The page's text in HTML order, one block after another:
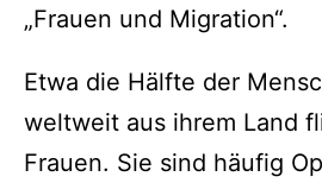
„Frauen und Migration“.
Etwa die Hälfte der
weltweit aus ihrem Land
Frauen. Sie sind häufig